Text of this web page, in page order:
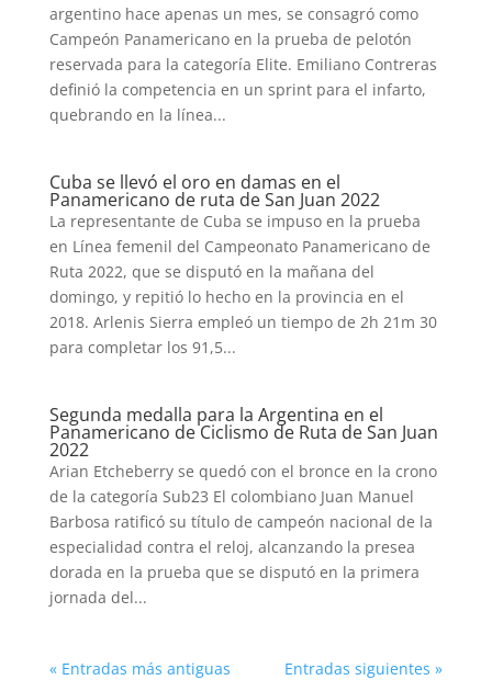
argentino hace apenas un mes, se consagró como
Campeón Panamericano en la prueba de pelotón
reservada para la categoría Elite. Emiliano Contreras
definió la competencia en un sprint para el infarto,
quebrando en la línea...
Cuba se llevó el oro en damas en el
Panamericano de ruta de San Juan 2022
La representante de Cuba se impuso en la prueba
en Línea femenil del Campeonato Panamericano de
Ruta 2022, que se disputó en la mañana del
domingo, y repitió lo hecho en la provincia en el
2018. Arlenis Sierra empleó un tiempo de 2h 21m 30
para completar los 91,5...
Segunda medalla para la Argentina en el
Panamericano de Ciclismo de Ruta de San Juan
2022
Arian Etcheberry se quedó con el bronce en la crono
de la categoría Sub23 El colombiano Juan Manuel
Barbosa ratificó su título de campeón nacional de la
especialidad contra el reloj, alcanzando la presea
dorada en la prueba que se disputó en la primera
jornada del...
« Entradas más antiguas Entradas siguientes »